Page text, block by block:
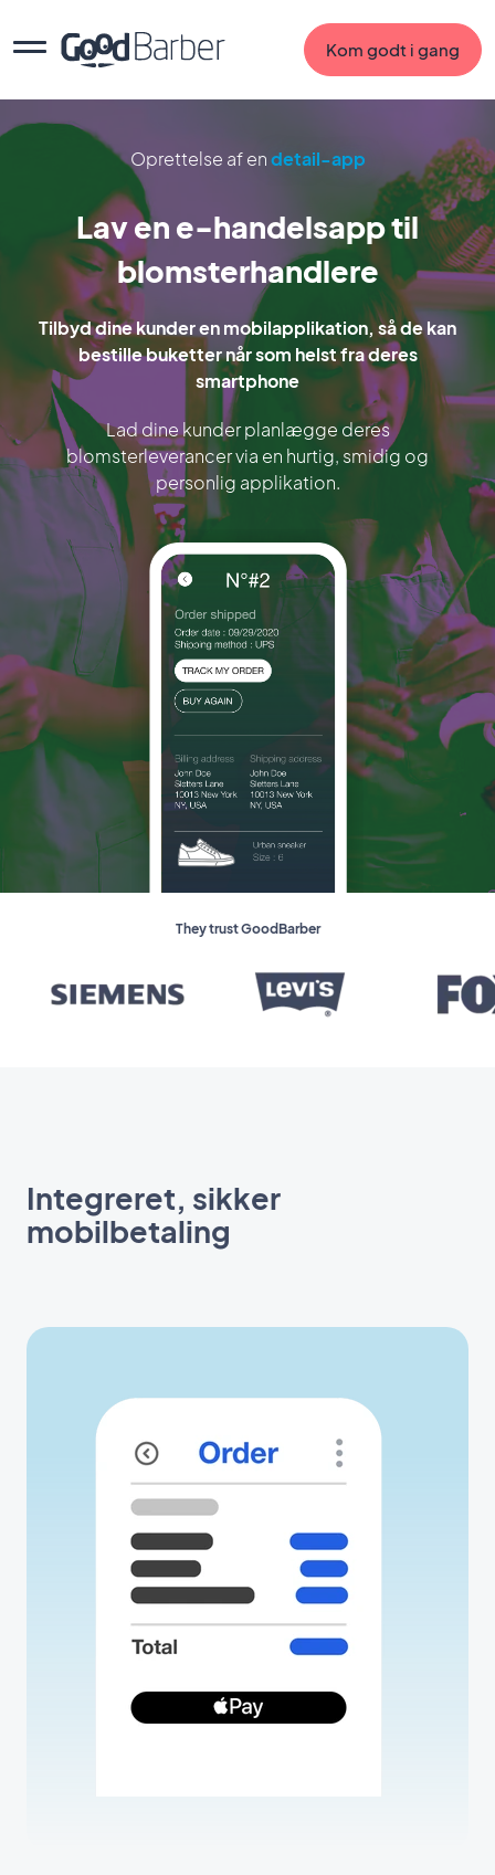
Kom godt i gang
Oprettelse af endetail-app
Lav en e-handelsapp til
blomsterhandlere
Tilbyd dine kunder en mobilapplikation, så de kan
bestille buketter når som helst fra deres
smartphone
Lad dine kunder planlægge deres
blomsterleverancer via en hurtig, smidig og
personlig applikation.
They trust GoodBarber
Integreret, sikker
mobilbetaling